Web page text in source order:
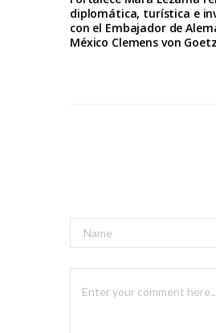
diplomática, turística e
con el Embajador de
México Clemens von